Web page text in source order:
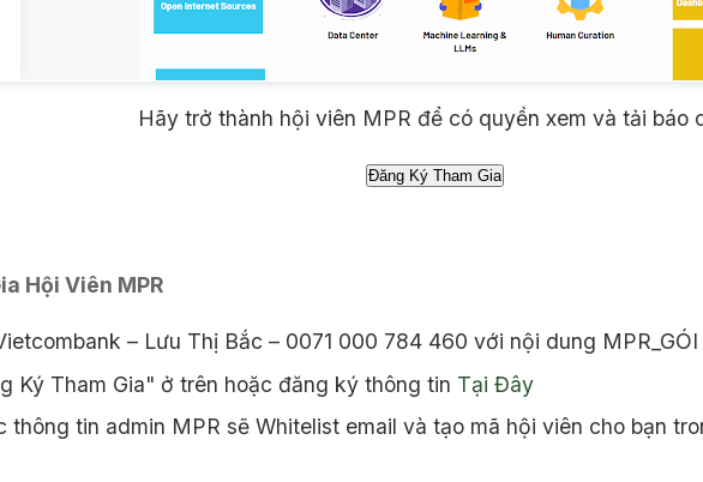
Hãy trở thành hội viên MPR để có quyền xem và tải báo
Hội Viên MPR
– Lưu Thị Bắc – 0071 000 784 460 với nội dung
Ký Tham Gia" ở trên hoặc đăng ký thông tin Tại Đây
thông tin admin MPR sẽ Whitelist email và tạo mã hội viên cho bạn